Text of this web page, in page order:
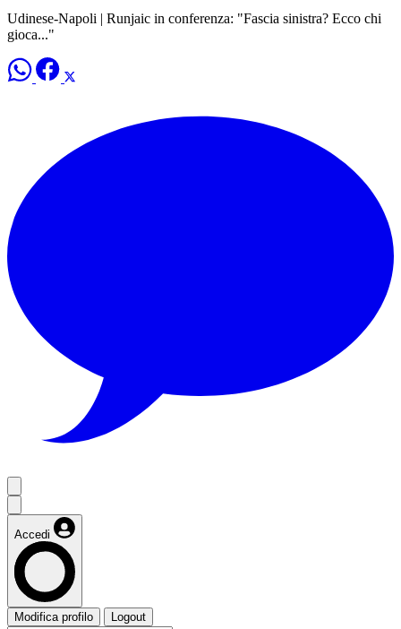
Udinese-Napoli | Runjaic in conferenza: "Fascia sinistra? Ecco chi
gioca..."
Accedi
Modifica profilo Logout